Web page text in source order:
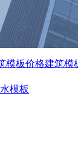
模板价格建筑模
模板